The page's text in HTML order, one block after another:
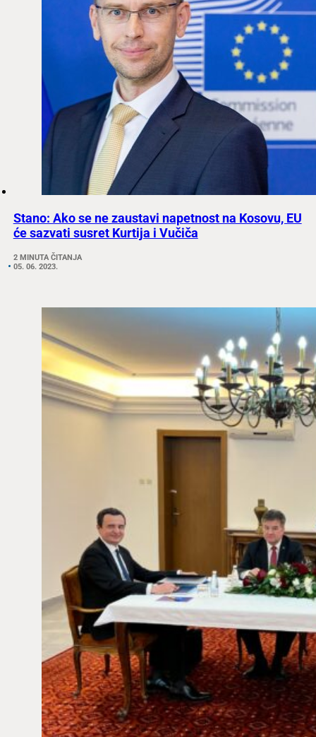
Stano: Ako se ne zaustavi napetnost na Kosovu, EU
će sazvati susret Kurtija i Vučiča
2 MINUTA ČITANJA
05. 06. 2023.